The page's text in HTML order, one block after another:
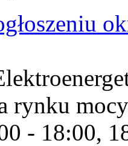
rynku
- 18:00,